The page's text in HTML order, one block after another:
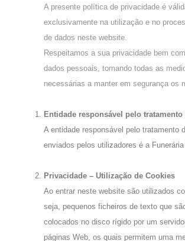
A presente política de privacidade é
exclusivamente na utilização e no
de dados neste website.
Respeitamos a sua privacidade bem
dados pessoais, tomando todas as
necessárias a manter em segurança os
Entidade responsável pelo tratamento
A entidade responsável pelo tratamento
enviados pelos utilizadores é a Funerária
Privacidade – Utilização de Cookies
Ao entrar neste website são utilizados
seja, pequenos ficheiros de texto que
colocados no disco rígido por um
páginas Web, os quais permitem uma